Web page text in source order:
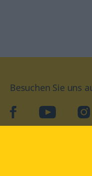
Besuchen Sie uns
facebookYouTube